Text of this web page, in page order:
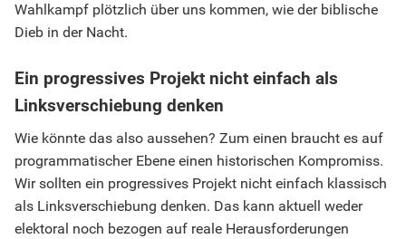
Wahlkampf plötzlich über uns kommen, wie der biblische
Dieb in der Nacht.
Ein progressives Projekt nicht einfach als
Linksverschiebung denken
Wie könnte das also aussehen? Zum einen braucht es auf
programmatischer Ebene einen historischen Kompromiss.
Wir sollten ein progressives Projekt nicht einfach klassisch
als Linksverschiebung denken. Das kann aktuell weder
elektoral noch bezogen auf reale Herausforderungen